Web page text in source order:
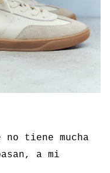
no tiene mucha
a mi